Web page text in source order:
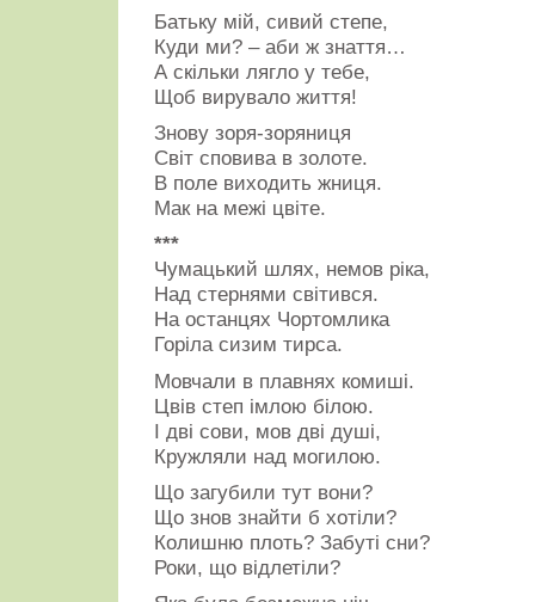
Батьку мій, сивий степе,
Куди ми? – аби ж знаття…
А скільки лягло у тебе,
Щоб вирувало життя!
Знову зоря-зоряниця
Світ сповива в золоте.
В поле виходить жниця.
Мак на межі цвіте.
***
Чумацький шлях, немов ріка,
Над стернями світився.
На останцях Чортомлика
Горіла сизим тирса.
Мовчали в плавнях комиші.
Цвів степ імлою білою.
І дві сови, мов дві душі,
Кружляли над могилою.
Що загубили тут вони?
Що знов знайти б хотіли?
Колишню плоть? Забуті сни?
Роки, що відлетіли?